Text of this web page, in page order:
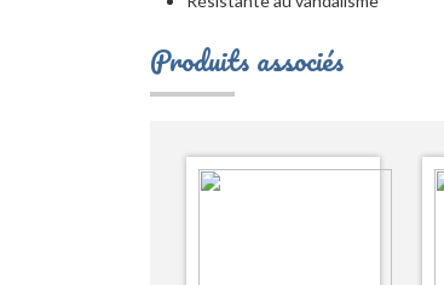
Produits associés